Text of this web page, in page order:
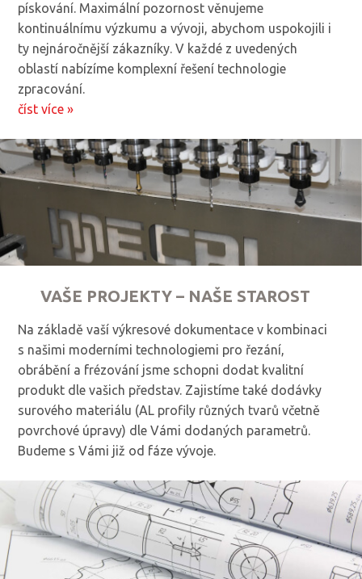
pískování. Maximální pozornost věnujeme
kontinuálnímu výzkumu a vývoji, abychom uspokojili i
ty nejnáročnější zákazníky. V každé z uvedených
oblastí nabízíme komplexní řešení technologie
zpracování.
číst více »
VAŠE PROJEKTY – NAŠE STAROST
Na základě vaší výkresové dokumentace v kombinaci
s našimi moderními technologiemi pro řezání,
obrábění a frézování jsme schopni dodat kvalitní
produkt dle vašich představ. Zajistíme také dodávky
surového materiálu (AL profily různých tvarů včetně
povrchové úpravy) dle Vámi dodaných parametrů.
Budeme s Vámi již od fáze vývoje.